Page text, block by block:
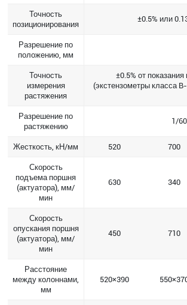
Точность
позиционирования
±0.5% или
Разрешение по
положению, мм
Точность
измерения
растяжения
±0.5% от
(экстензометры класса
Разрешение по
растяжению
1/
Жесткость, кН/мм 520 700
Скорость
подъема поршня
(актуатора), мм/
мин
630 340
Скорость
опускания поршня
(актуатора), мм/
мин
450 710
Расстояние
между колоннами,
мм
520×390